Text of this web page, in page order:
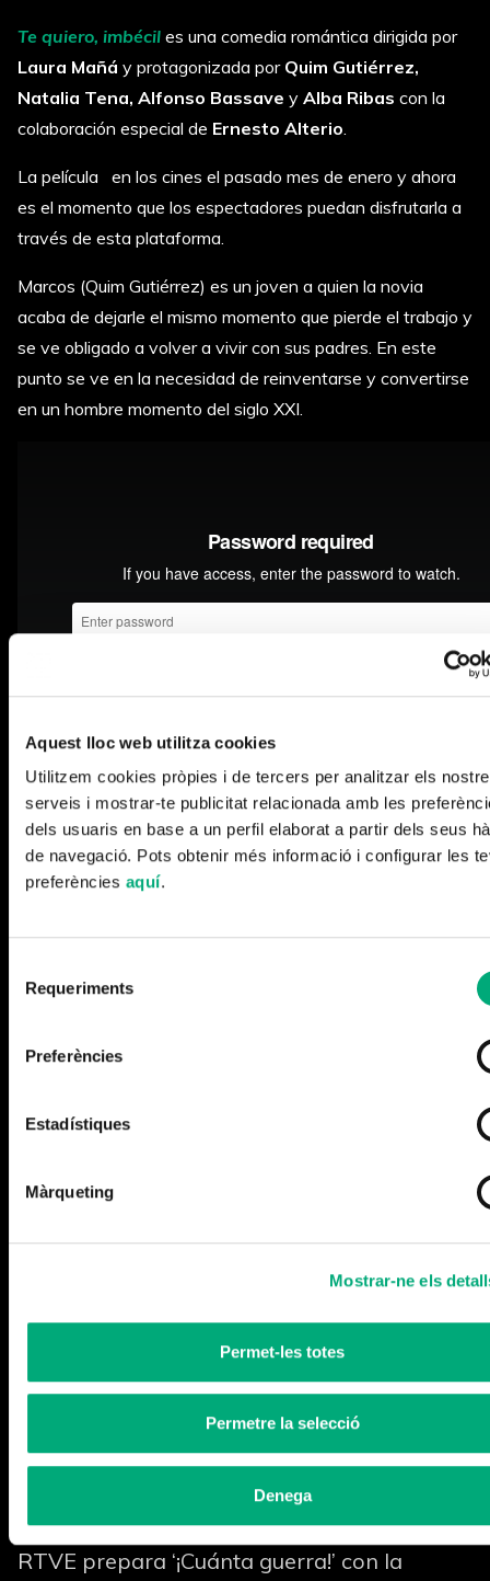
Aquest lloc web utilitza cookies
Utilitzem cookies pròpies i de tercers per analitzar els
serveis i mostrar-te publicitat relacionada amb les
dels usuaris en base a un perfil elaborat a partir dels seus
de navegació. Pots obtenir més informació i configurar les
preferències aquí.
Requeriments
Preferències
Estadístiques
Màrqueting
Mostrar-ne els
Permet-les totes
Permetre la selecció
Denega
Te quiero, imbécil es una comedia romántica dirigida por
Laura Mañá y protagonizada porQuim Gutiérrez,
Natalia Tena, Alfonso Bassave y Alba Ribas con la
colaboración especial de Ernesto Alterio
La película en los cines el pasado mes de enero y ahora
es el momento que los espectadores puedan disfrutarla a
través de esta plataforma.
Marcos (Quim Gutiérrez) es un joven a quien la novia
acaba de dejarle el mismo momento que pierde el trabajo y
se ve obligado a volver a vivir con sus padres. En este
punto se ve en la necesidad de reinventarse y convertirse
en un hombre momento del siglo XXI.
Más noticias
Cerramos la temporada
RTVE prepara ‘¡Cuánta guerra!’ con la